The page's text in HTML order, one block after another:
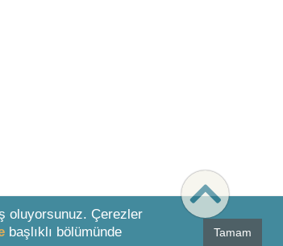
oluyorsunuz. Çerezler
başlıklı bölümünde
Tamam